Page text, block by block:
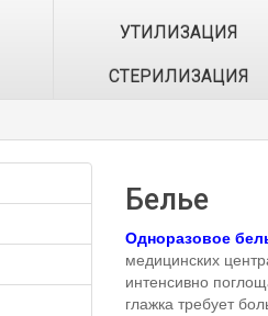
УТИЛИЗАЦИЯ
СТЕРИЛИЗАЦИЯ
Белье
Одноразовое
медицинских
интенсивно
глажка требует